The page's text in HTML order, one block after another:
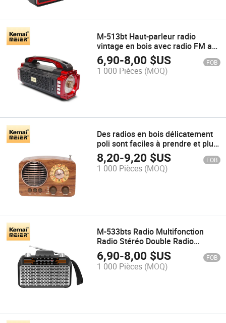
M-513bt Haut-parleur radio
vintage en bois avec radio FM au
style classique, radio d'extérieur
6,90-8,00 $US FOB
1 000 Pièces (MOQ)
Des radios en bois délicatement
poli sont faciles à prendre et plus
élégantes
8,20-9,20 $US FOB
1 000 Pièces (MOQ)
M-533bts Radio Multifonction
Radio Stéréo Double Radio
Rechargeable Radio Solaire
6,90-8,00 $US FOB
1 000 Pièces (MOQ)